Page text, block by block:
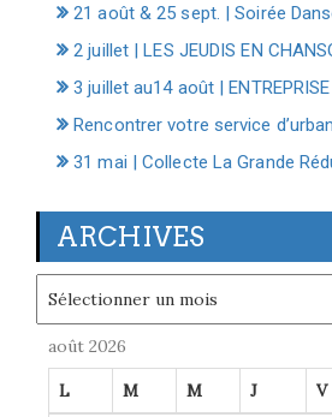
21 août & 25 sept. | Soirée
2 juillet | LES JEUDIS EN
3 juillet au14 août | ENTREPRISE
Rencontrer votre service
31 mai | Collecte La Grande
ARCHIVES
août 2026
L M M J V